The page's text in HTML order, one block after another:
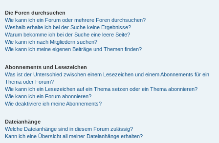
Die Foren durchsuchen
Wie kann ich ein Forum oder mehrere Foren durchsuchen?
Weshalb erhalte ich bei der Suche keine Ergebnisse?
Warum bekomme ich bei der Suche eine leere Seite?
Wie kann ich nach Mitgliedern suchen?
Wie kann ich meine eigenen Beiträge und Themen finden?
Abonnements und Lesezeichen
Was ist der Unterschied zwischen einem Lesezeichen und einem Abonnements für ein
Thema oder Forum?
Wie kann ich ein Lesezeichen auf ein Thema setzen oder ein Thema abonnieren?
Wie kann ich ein Forum abonnieren?
Wie deaktiviere ich meine Abonnements?
Dateianhänge
Welche Dateianhänge sind in diesem Forum zulässig?
Kann ich eine Übersicht all meiner Dateianhänge erhalten?